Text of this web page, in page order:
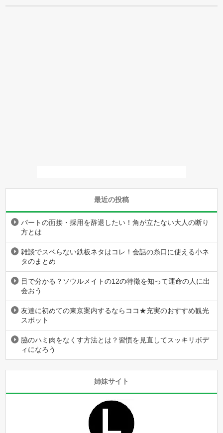
最近の投稿
パートの面接・採用を辞退したい！角が立たない大人の断り
方とは
雑談でスベらない鉄板ネタはコレ！会話の糸口に使える小ネ
タのまとめ
目で分かる？ソウルメイトの12の特徴を知って運命の人に出
会おう
友達に初めての東京案内するならココ★充実のおすすめ観光
スポット
脇のハミ肉をなくす方法とは？習慣を見直してスッキリボデ
ィになろう
姉妹サイト